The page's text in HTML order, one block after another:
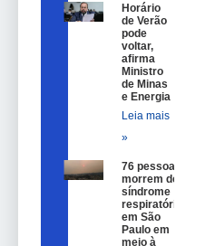
Horário
de Verão
pode
voltar,
afirma
Ministro
de Minas
e Energia
Leia mais
»
76 pessoas
morrem de
síndrome
respiratória
em São
Paulo em
meio à